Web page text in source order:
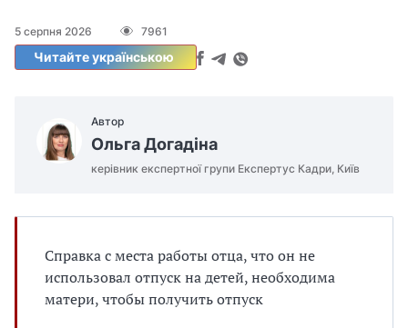
5 серпня 2026 7961
Читайте українською
Автор
Ольга Догадіна
керівник експертної групи Експертус Кадри, Київ
Справка с места работы отца, что он не
использовал отпуск на детей, необходима
матери, чтобы получить отпуск